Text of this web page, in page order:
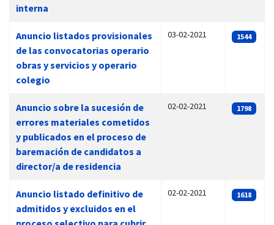
interna
Anuncio listados provisionales
de las convocatorias operario
obras y servicios y operario
colegio
03-02-2021 1544
Anuncio sobre la sucesión de
errores materiales cometidos
y publicados en el proceso de
baremación de candidatos a
director/a de residencia
02-02-2021 1798
Anuncio listado definitivo de
admitidos y excluidos en el
02-02-2021 1618